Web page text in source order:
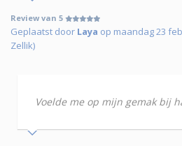
Review van 5
Geplaatst door Laya op maandag 23
Zellik)
Voelde me op mijn gemak bij